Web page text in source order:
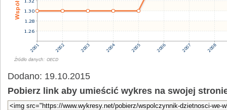
Dodano: 19.10.2015
Pobierz link aby umieścić wykres na swojej